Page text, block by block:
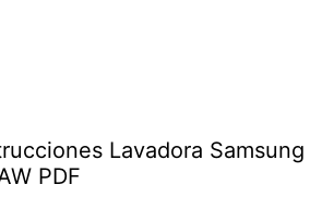
Lavadora Samsung
PDF